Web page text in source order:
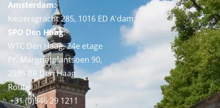
Amsterdam:
Keizersgracht 285, 1016 ED A'dam
SPO Den Haag:
WTC Den Haag, 24e etage
Pr. Margrietplantsoen 90,
2595 BR Den Haag
Route
+31 (0)346 29 1211